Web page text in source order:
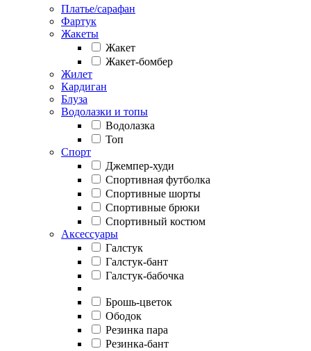
Платье/сарафан
Фартук
Жакеты
Жакет
Жакет-бомбер
Жилет
Кардиган
Блуза
Водолазки и топы
Водолазка
Топ
Спорт
Джемпер-худи
Спортивная футболка
Спортивные шорты
Спортивные брюки
Спортивный костюм
Аксессуары
Галстук
Галстук-бант
Галстук-бабочка
Брошь-цветок
Ободок
Резинка пара
Резинка-бант